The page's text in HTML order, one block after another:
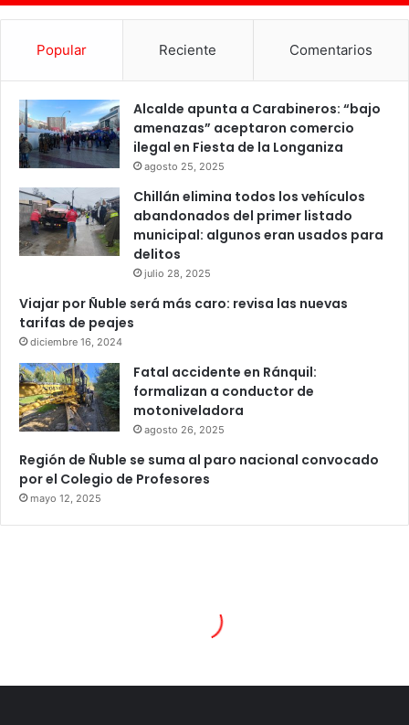
Popular Reciente Comentarios
Alcalde apunta a Carabineros: “bajo
amenazas” aceptaron comercio
ilegal en Fiesta de la Longaniza
agosto 25, 2025
Chillán elimina todos los vehículos
abandonados del primer listado
municipal: algunos eran usados para
delitos
julio 28, 2025
Viajar por Ñuble será más caro: revisa las nuevas
tarifas de peajes
diciembre 16, 2024
Fatal accidente en Ránquil:
formalizan a conductor de
motoniveladora
agosto 26, 2025
Región de Ñuble se suma al paro nacional convocado
por el Colegio de Profesores
mayo 12, 2025